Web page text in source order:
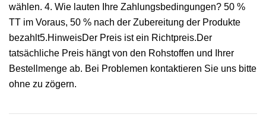
wählen. 4. Wie lauten Ihre Zahlungsbedingungen? 50 %
TT im Voraus, 50 % nach der Zubereitung der Produkte
bezahlt5.HinweisDer Preis ist ein Richtpreis.Der
tatsächliche Preis hängt von den Rohstoffen und Ihrer
Bestellmenge ab. Bei Problemen kontaktieren Sie uns bitte
ohne zu zögern.